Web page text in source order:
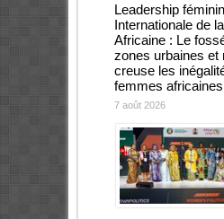
Leadership
Internationale de
Africaine : Le
zones urbaines et
creuse les
femmes africaines
7 août 2026